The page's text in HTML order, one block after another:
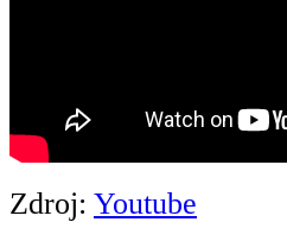
Zdroj: Youtube